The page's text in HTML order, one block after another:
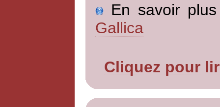
En savoir
Gallica
Cliquez pour